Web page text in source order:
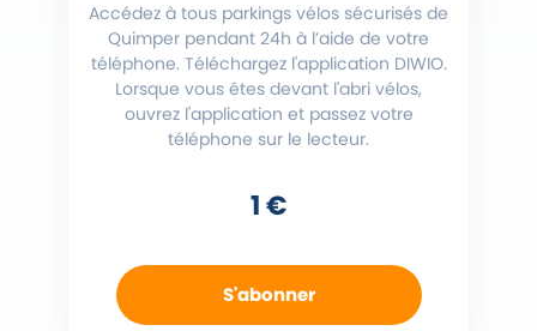
Accédez à tous parkings vélos sécurisés de
Quimper pendant 24h à l’aide de votre
téléphone. Téléchargez l'application DIWIO.
Lorsque vous êtes devant l'abri vélos,
ouvrez l'application et passez votre
téléphone sur le lecteur.
1 €
S'abonner